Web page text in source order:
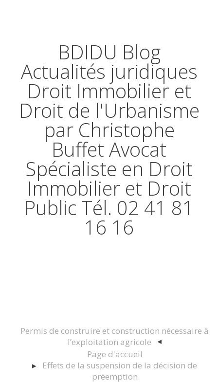
BDIDU Blog
Actualités juridiques
Droit Immobilier et
Droit de l'Urbanisme
par Christophe
Buffet Avocat
Spécialiste en Droit
Immobilier et Droit
Public Tél. 02 41 81
16 16
Permis de construire et construction nécessaire à
l’exploitation agricole
Page d'accueil
Effets de la suspension de la décision de
préemption